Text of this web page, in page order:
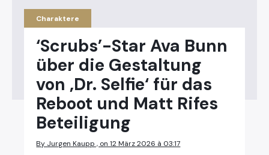
Charaktere
‘Scrubs’-Star Ava Bunn
über die Gestaltung
von ‚Dr. Selfie‘ für das
Reboot und Matt Rifes
Beteiligung
By Jurgen Kaupp , on 12 März 2026 à 03:17